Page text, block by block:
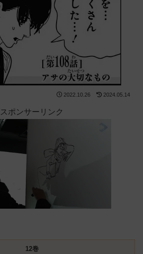
2022.10.26 2024.05.14
スポンサーリンク
12巻